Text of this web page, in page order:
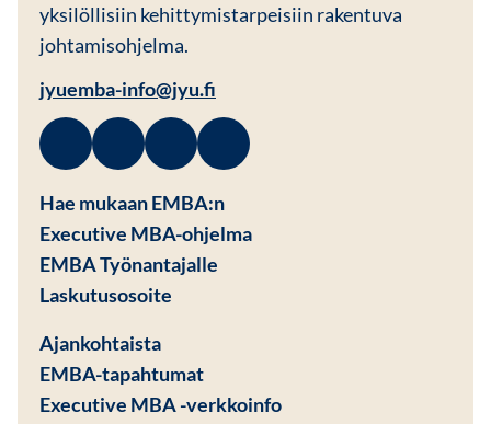
yksilöllisiin kehittymistarpeisiin rakentuva
johtamisohjelma.
jyuemba-info@jyu.fi
Facebook
Avautuu uuteen ikkunaan
Linkedin
Avautuu uuteen ikkunaan
Instagram
Avautuu uuteen ikkunaan
Youtube
Avautuu uuteen ikkunaan
Hae mukaan EMBA:n
Executive MBA-ohjelma
EMBA Työnantajalle
Laskutusosoite
Ajankohtaista
EMBA-tapahtumat
Executive MBA -verkkoinfo